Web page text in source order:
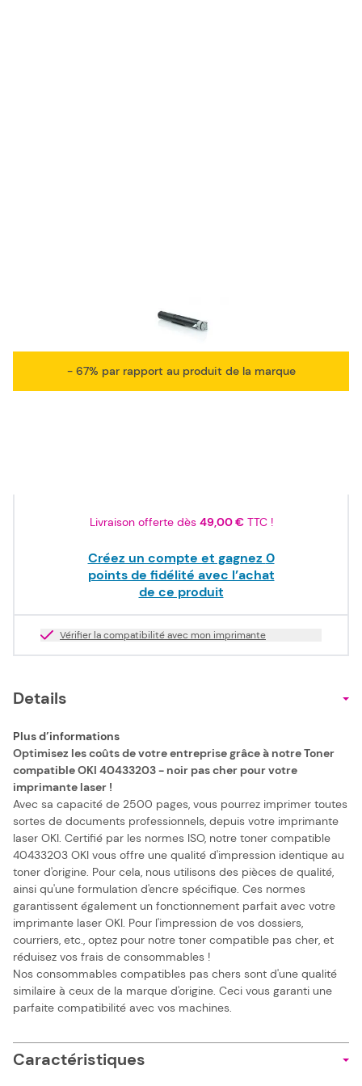
40433203 OKI - noir - toner compatible
- 67% par rapport au produit de la marque
Livraison offerte dès 49,00 €TTC !
Créez un compte et gagnez 0
points de fidélité avec l’achat
de ce produit
Vérifier la compatibilité avec mon imprimante
Details
Plus d’informations
Optimisez les coûts de votre entreprise grâce à notre Toner
compatible OKI 40433203 - noir pas cher pour votre
imprimante laser !
Avec sa capacité de 2500 pages, vous pourrez imprimer toutes
sortes de documents professionnels, depuis votre imprimante
laser OKI. Certifié par les normes ISO, notre toner compatible
40433203 OKI vous offre une qualité d'impression identique au
toner d'origine. Pour cela, nous utilisons des pièces de qualité,
ainsi qu'une formulation d'encre spécifique. Ces normes
garantissent également un fonctionnement parfait avec votre
imprimante laser OKI. Pour l'impression de vos dossiers,
courriers, etc., optez pour notre toner compatible pas cher, et
réduisez vos frais de consommables !
Nos consommables compatibles pas chers sont d'une qualité
similaire à ceux de la marque d'origine. Ceci vous garanti une
parfaite compatibilité avec vos machines.
Caractéristiques